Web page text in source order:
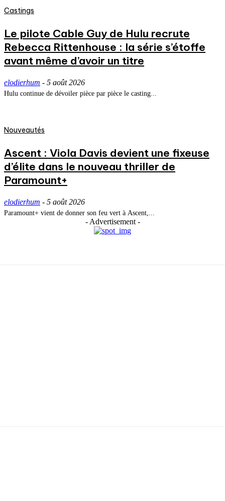
Castings
Le pilote Cable Guy de Hulu recrute
Rebecca Rittenhouse : la série s’étoffe
avant même d’avoir un titre
elodierhum - 5 août 2026
Hulu continue de dévoiler pièce par pièce le casting...
Nouveautés
Ascent : Viola Davis devient une fixeuse
d’élite dans le nouveau thriller de
Paramount+
elodierhum - 5 août 2026
Paramount+ vient de donner son feu vert à Ascent,...
- Advertisement -